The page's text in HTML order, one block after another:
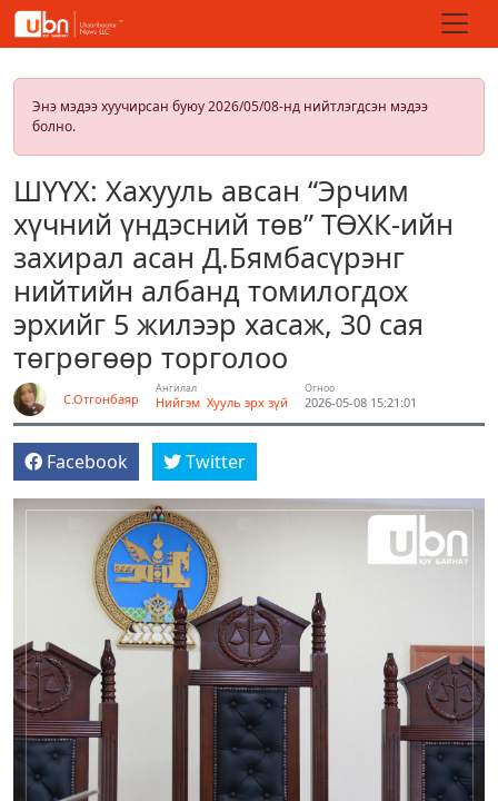
Энэ мэдээ хуучирсан буюу 2026/05/08-нд нийтлэгдсэн мэдээ
болно.
ШҮҮХ: Хахууль авсан “Эрчим
хүчний үндэсний төв” ТӨХК-ийн
захирал асан Д.Бямбасүрэнг
нийтийн албанд томилогдох
эрхийг 5 жилээр хасаж, 30 сая
төгрөгөөр торголоо
С.Отгонбаяр
Ангилал
Нийгэм Хууль эрх зүй
Огноо
2026-05-08 15:21:01
Facebook Twitter